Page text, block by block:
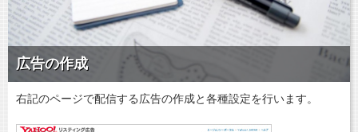
広告の作成
右記のページで配信する広告の作成と各種設定を行います。